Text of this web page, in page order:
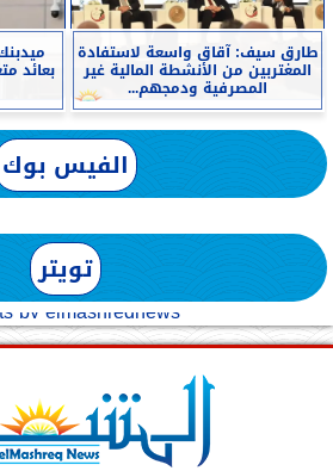
طارق سيف: آقاق واسعة لاستفادة
المغتربين من الأنشطة المالية غير
المصرفية ودمجهم...
الفيس بوك
تويتر
by elmashreqnews